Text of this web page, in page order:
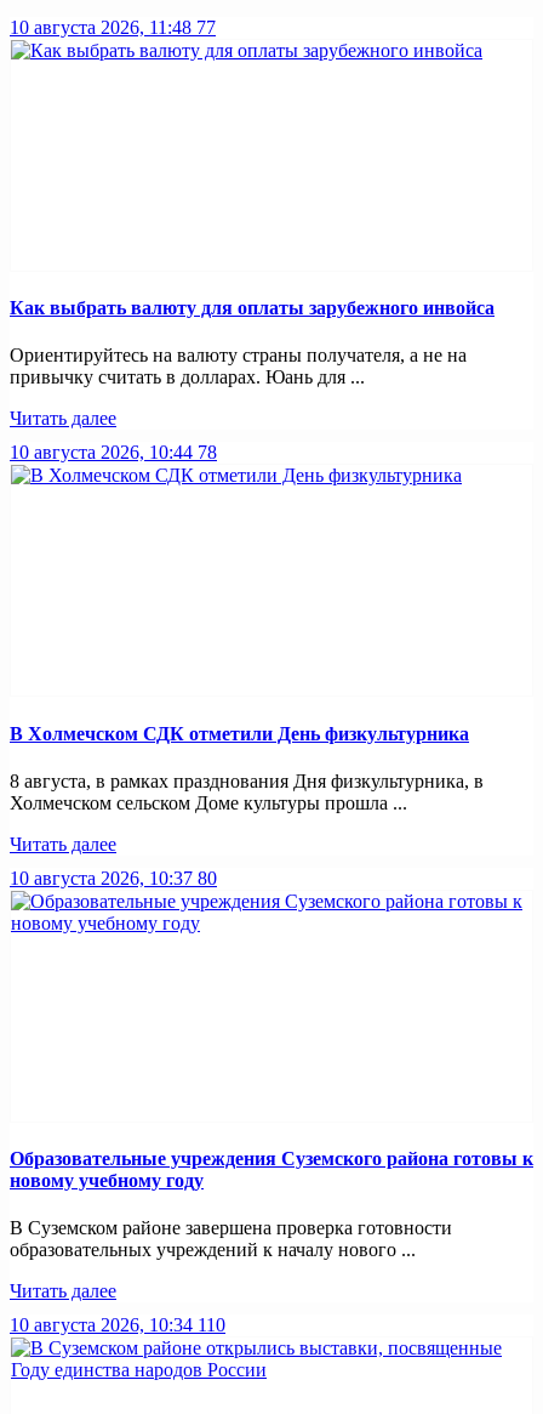
10 августа 2026, 11:48 77
Как выбрать валюту для оплаты зарубежного инвойса
Ориентируйтесь на валюту страны получателя, а не на
привычку считать в долларах. Юань для ...
Читать далее
10 августа 2026, 10:44 78
В Холмечском СДК отметили День физкультурника
8 августа, в рамках празднования Дня физкультурника, в
Холмечском сельском Доме культуры прошла ...
Читать далее
10 августа 2026, 10:37 80
Образовательные учреждения Суземского района готовы к
новому учебному году
В Суземском районе завершена проверка готовности
образовательных учреждений к началу нового ...
Читать далее
10 августа 2026, 10:34 110